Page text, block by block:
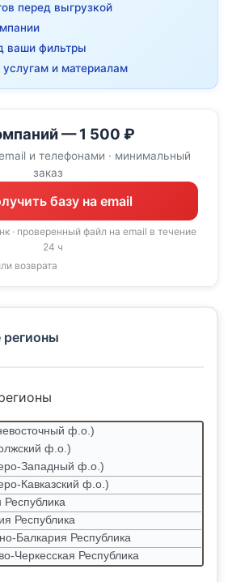
перед выгрузкой
ваши фильтры
услугам и материалам
— 1 500 ₽
и телефонами · минимальный
заказ
базу на email
· проверенный файл на email в течение
24 ч
возврата
ф.о.)
ф.о.)
Западный ф.о.)
Кавказский ф.о.)
Республика
Республика
Балкария Республика
Черкесская Республика